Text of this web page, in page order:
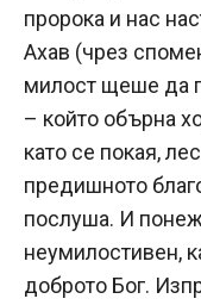
пророка и нас
Ахав (чрез
милост щеше да
– който обърна
като се покая,
предишното
послуша. И
неумилостивен,
доброто Бог.